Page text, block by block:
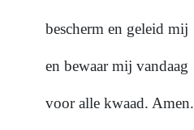
bescherm en geleid mij
en bewaar mij vandaag
voor alle kwaad. Amen.